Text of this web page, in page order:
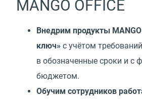
MANGO OFFICE
Внедрим продукты MANGO
ключ» с учётом
в обозначенные сроки и с
бюджетом.
Обучим сотрудников